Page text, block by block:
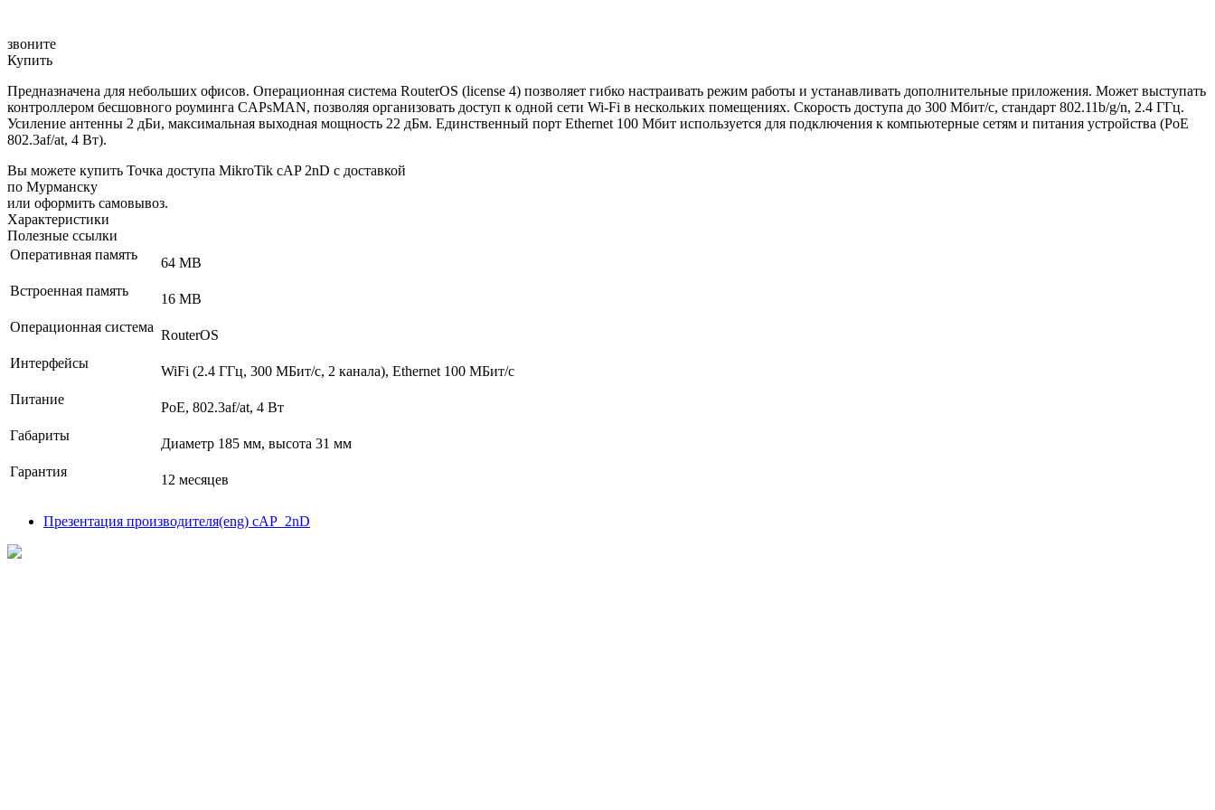
звоните
Купить
Предназначена для небольших офисов. Операционная система RouterOS (license 4) позволяет гибко настраивать режим работы и устанавливать дополнительные приложения. Может выступать
контроллером бесшовного роуминга CAPsMAN, позволяя организовать доступ к одной сети Wi-Fi в нескольких помещениях. Скорость доступа до 300 Мбит/с, стандарт 802.11b/g/n, 2.4 ГГц.
Усиление антенны 2 дБи, максимальная выходная мощность 22 дБм. Единственный порт Ethernet 100 Мбит используется для подключения к компьютерные сетям и питания устройства (PoE
802.3af/at, 4 Вт).
Вы можете купить Точка доступа MikroTik cAP 2nD с доставкой
по Мурманску
или оформить самовывоз.
Характеристики
Полезные ссылки
Оперативная память
64 MB
Встроенная память
16 MB
Операционная система
RouterOS
Интерфейсы
WiFi (2.4 ГГц, 300 МБит/с, 2 канала), Ethernet 100 МБит/с
Питание
РоЕ, 802.3af/at, 4 Вт
Габариты
Диаметр 185 мм, высота 31 мм
Гарантия
12 месяцев
Презентация производителя(eng) cAP_2nD